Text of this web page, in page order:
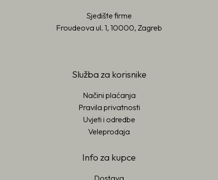
Sjedište firme
Froudeova ul. 1, 10000, Zagreb
Služba za korisnike
Načini plaćanja
Pravila privatnosti
Uvjeti i odredbe
Veleprodaja
Info za kupce
Dostava